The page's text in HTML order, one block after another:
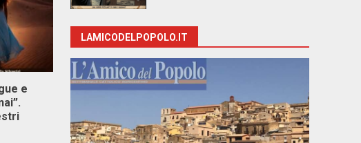
e
LAMICODELPOPOLO.IT